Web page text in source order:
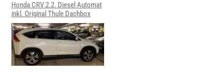
Honda CRV 2.2. Diesel Automat
inkl. Original Thule Dachbox